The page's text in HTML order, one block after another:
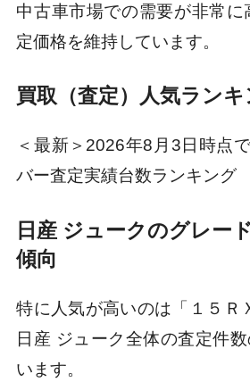
中古車市場での需要が非常に
定価格を維持しています。
買取（査定）人気ラン
＜最新＞2026年8月3日時点
バー査定実績台数ランキン
日産 ジュークのグレー
傾向
特に人気が高いのは「１５Ｒ
日産 ジューク全体の査定件
います。